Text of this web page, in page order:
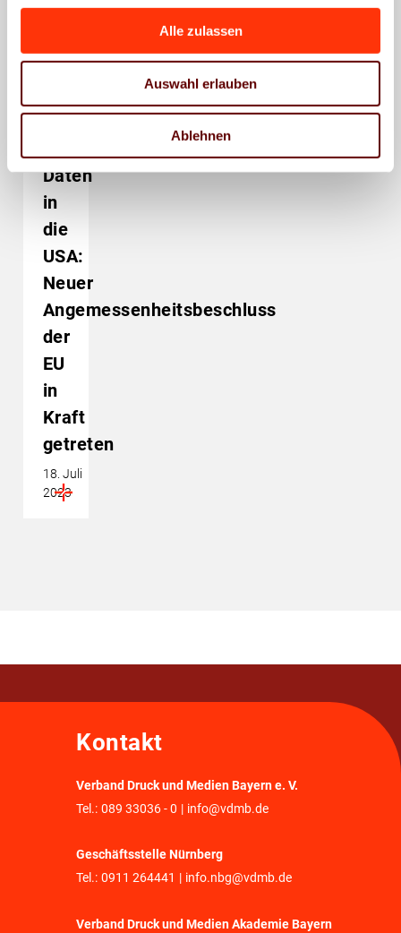
Alle zulassen
Auswahl erlauben
Ablehnen
Transfer
Daten
in
die
USA:
Neuer
Angemessenheitsbeschluss
der
EU
in
Kraft
getreten
18. Juli
2023
Kontakt
Verband Druck und Medien Bayern e. V.
Tel.: 089 33036 - 0 | info@vdmb.de
Geschäftsstelle Nürnberg
Tel.: 0911 264441 | info.nbg@vdmb.de
Verband Druck und Medien Akademie Bayern